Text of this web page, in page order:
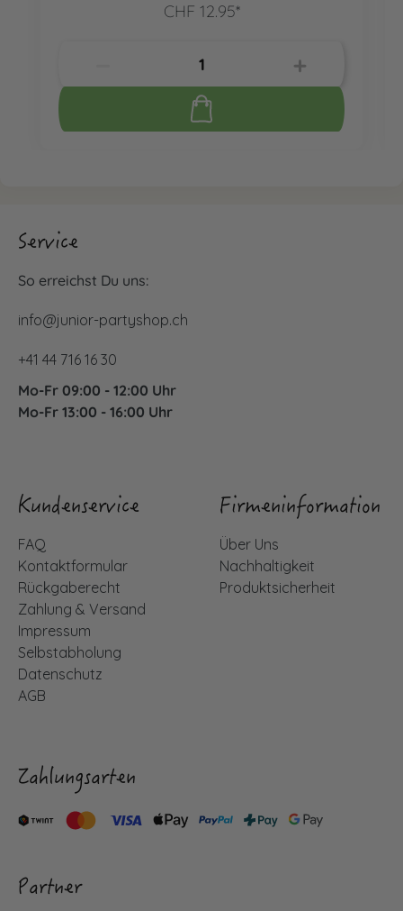
CHF 12.95*
Service
So erreichst Du uns:
info@junior-partyshop.ch
+41 44 716 16 30
Mo-Fr 09:00 - 12:00 Uhr
Mo-Fr 13:00 - 16:00 Uhr
Kundenservice
FAQ
Kontaktformular
Rückgaberecht
Zahlung & Versand
Impressum
Selbstabholung
Datenschutz
AGB
Firmeninformation
Über Uns
Nachhaltigkeit
Produktsicherheit
Zahlungsarten
Partner